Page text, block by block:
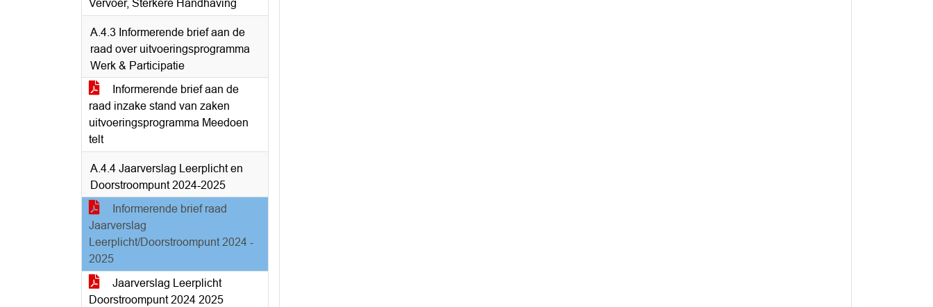
Vervoer, Sterkere Handhaving
A.4.3 Informerende brief aan de
raad over uitvoeringsprogramma
Werk & Participatie
Informerende brief aan de
raad inzake stand van zaken
uitvoeringsprogramma Meedoen
telt
A.4.4 Jaarverslag Leerplicht en
Doorstroompunt 2024-2025
Informerende brief raad
Jaarverslag
Leerplicht/Doorstroompunt 2024 -
2025
Jaarverslag Leerplicht
Doorstroompunt 2024 2025